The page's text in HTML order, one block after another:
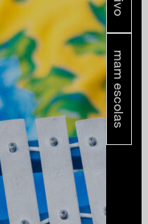
mam escolas